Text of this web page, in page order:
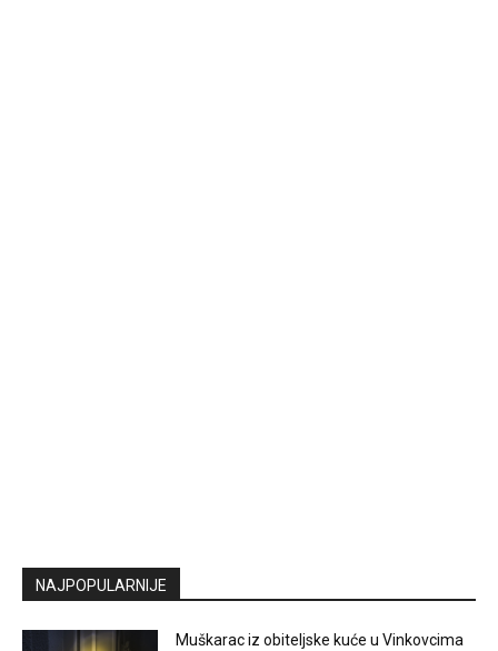
NAJPOPULARNIJE
Muškarac iz obiteljske kuće u Vinkovcima